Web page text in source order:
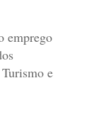
emprego
e